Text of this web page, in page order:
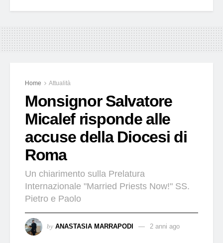
Home Attualità
Monsignor Salvatore
Micalef risponde alle
accuse della Diocesi di
Roma
Un chiarimento sulla Prelatura
Internazionale "Married Priests Now!" SS.
Pietro e Paolo
by ANASTASIA MARRAPODI 2 anni ago